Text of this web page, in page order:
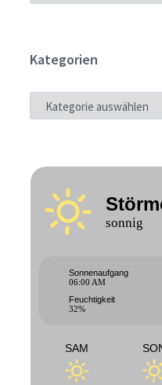
Kategorien
KATEGORIEN
sonnig
Sonnenaufgang
06:00 AM
Feuchtigkeit
32%
SAM